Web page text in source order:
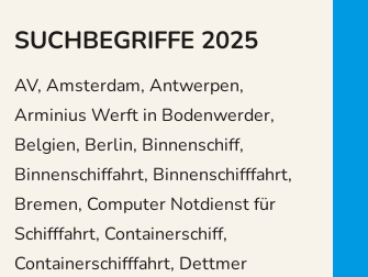
SUCHBEGRIFFE 2025
AV, Amsterdam, Antwerpen,
Arminius Werft in Bodenwerder,
Belgien, Berlin, Binnenschiff,
Binnenschiffahrt, Binnenschifffahrt,
Bremen, Computer Notdienst für
Schifffahrt, Containerschiff,
Containerschifffahrt, Dettmer